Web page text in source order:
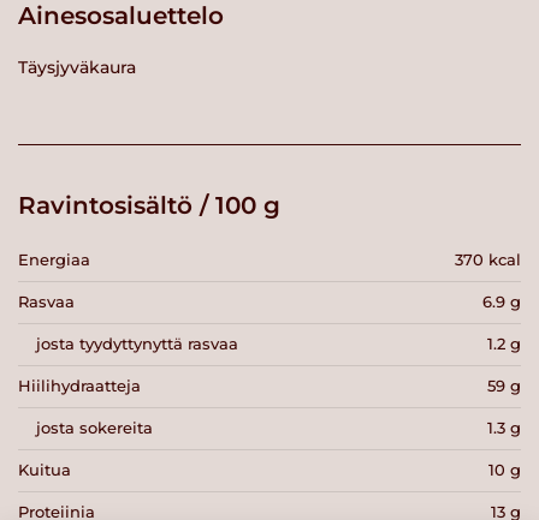
Ainesosaluettelo
Täysjyväkaura
Ravintosisältö / 100 g
Energiaa 370 kcal
Rasvaa 6.9 g
josta tyydyttynyttä rasvaa 1.2 g
Hiilihydraatteja 59 g
josta sokereita 1.3 g
Kuitua 10 g
Proteiinia 13 g